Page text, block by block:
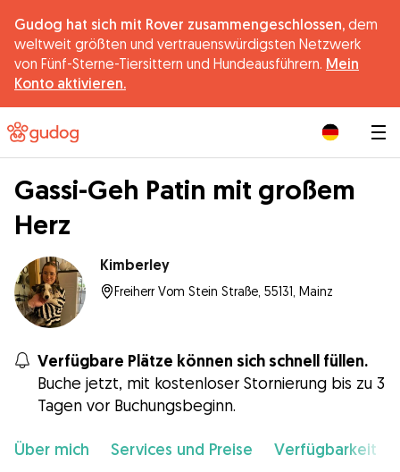
Gudog hat sich mit Rover zusammengeschlossen, dem
weltweit größten und vertrauenswürdigsten Netzwerk
von Fünf-Sterne-Tiersittern und Hundeausführern. Mein
Konto aktivieren.
Gassi-Geh Patin mit großem
Herz
Kimberley
Freiherr Vom Stein Straße, 55131, Mainz
Verfügbare Plätze können sich schnell füllen.
Buche jetzt, mit kostenloser Stornierung bis zu 3
Tagen vor Buchungsbeginn.
Über mich Services und Preise Verfügbarkeit